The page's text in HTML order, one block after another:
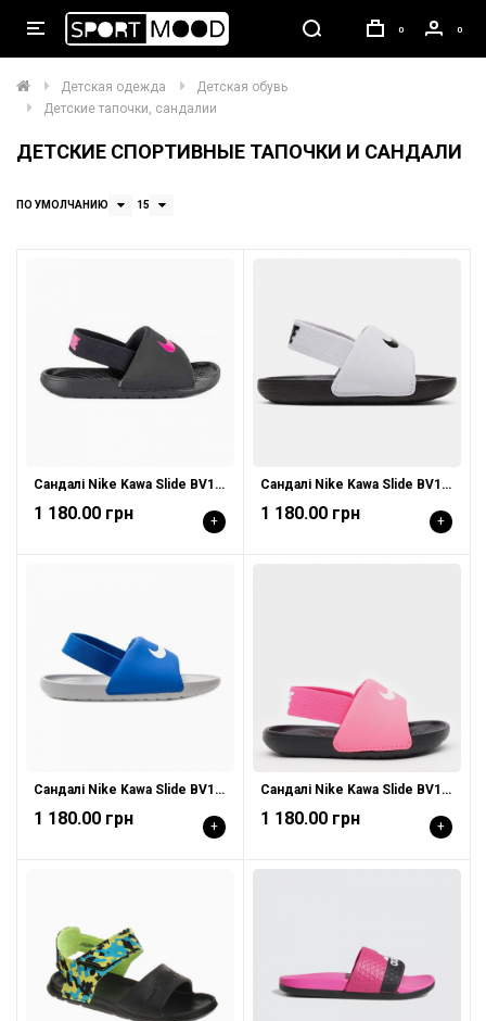
0 0
Детская одежда
Детская обувь
Детские тапочки, сандалии
ДЕТСКИЕ СПОРТИВНЫЕ ТАПОЧКИ И САНДАЛИ
ПО УМОЛЧАНИЮ 15
Сандалі Nike Kawa Slide BV1094 008
1 180.00 грн +
Сандалі Nike Kawa Slide BV1094 100
1 180.00 грн +
Сандалі Nike Kawa Slide BV1094 400
1 180.00 грн +
Сандалі Nike Kawa Slide BV1094 610
1 180.00 грн +